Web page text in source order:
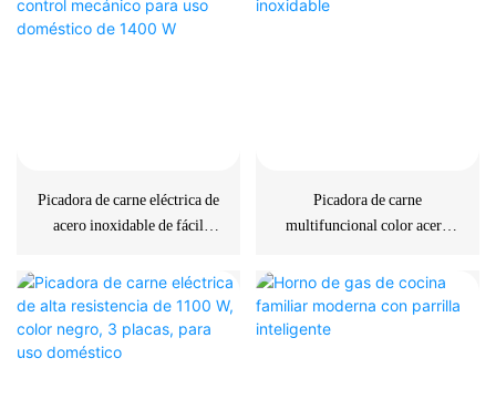
Picadora de carne eléctrica de
acero inoxidable de fácil
doméstico de 1400 W
Picadora de carne
multifuncional color acero